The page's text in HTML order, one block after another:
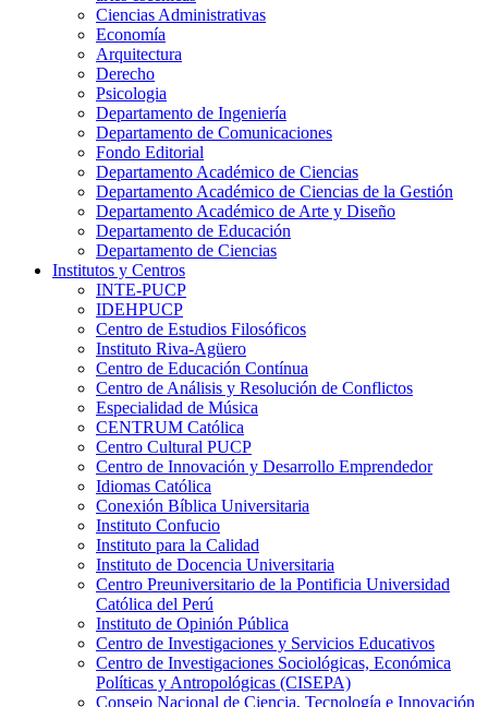
Ciencias Administrativas
Economía
Arquitectura
Derecho
Psicologia
Departamento de Ingeniería
Departamento de Comunicaciones
Fondo Editorial
Departamento Académico de Ciencias
Departamento Académico de Ciencias de la Gestión
Departamento Académico de Arte y Diseño
Departamento de Educación
Departamento de Ciencias
Institutos y Centros
INTE-PUCP
IDEHPUCP
Centro de Estudios Filosóficos
Instituto Riva-Agüero
Centro de Educación Contínua
Centro de Análisis y Resolución de Conflictos
Especialidad de Música
CENTRUM Católica
Centro Cultural PUCP
Centro de Innovación y Desarrollo Emprendedor
Idiomas Católica
Conexión Bíblica Universitaria
Instituto Confucio
Instituto para la Calidad
Instituto de Docencia Universitaria
Centro Preuniversitario de la Pontificia Universidad
Católica del Perú
Instituto de Opinión Pública
Centro de Investigaciones y Servicios Educativos
Centro de Investigaciones Sociológicas, Económica
Políticas y Antropológicas (CISEPA)
Consejo Nacional de Ciencia, Tecnología e Innovación